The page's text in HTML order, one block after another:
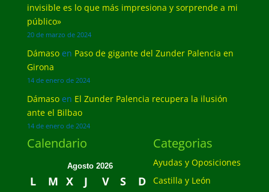
invisible es lo que más impresiona y sorprende a mi
público»
20 de marzo de 2024
Dámasoen Paso de gigante del Zunder Palencia en
Girona
14 de enero de 2024
Dámasoen El Zunder Palencia recupera la ilusión
ante el Bilbao
14 de enero de 2024
Calendario
Agosto 2026
L M X J V S
D
Categorias
Ayudas y Oposiciones
Castilla y León